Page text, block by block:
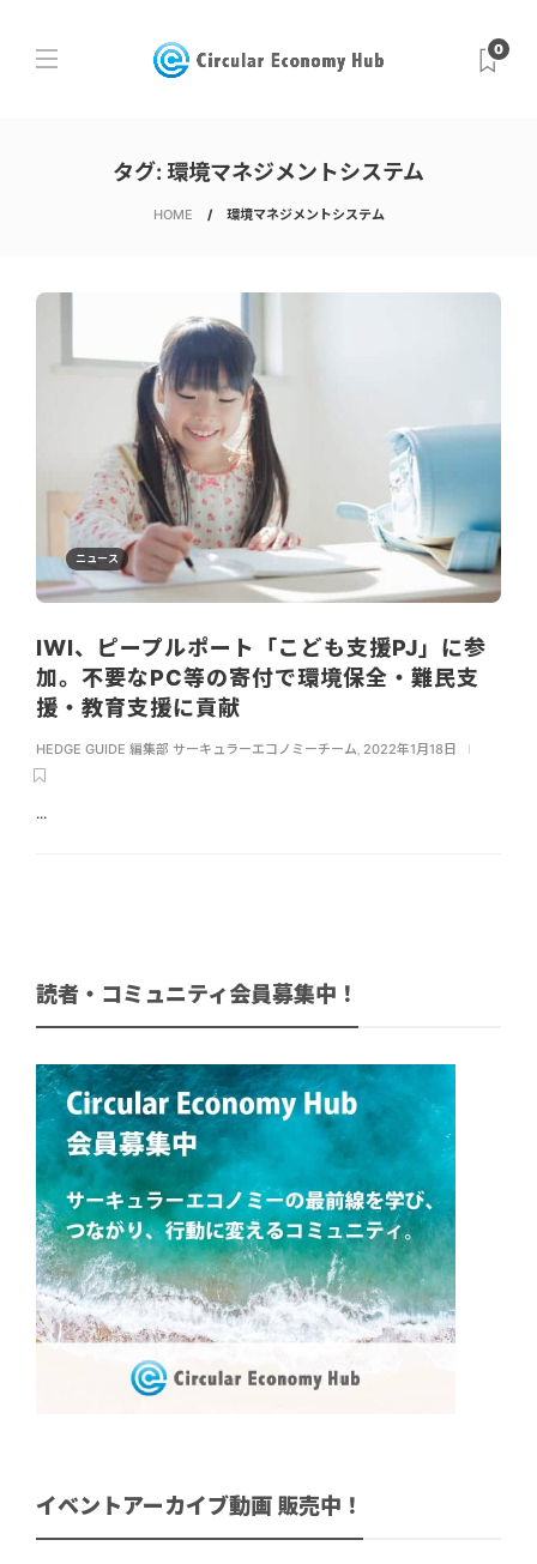
0
タグ: 環境マネジメントシステム
HOME 環境マネジメントシステム
ニュース
IWI、ピープルポート「こども支援PJ」に参
加。不要なPC等の寄付で環境保全・難民支
援・教育支援に貢献
HEDGE GUIDE 編集部 サーキュラーエコノミーチーム 2022年1月18日
...
読者・コミュニティ会員募集中！
イベントアーカイブ動画 販売中！